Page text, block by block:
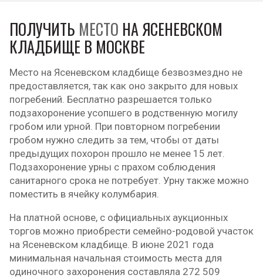
ПОЛУЧИТЬ МЕСТО НА ЯСЕНЕВСКОМ
КЛАДБИЩЕ В МОСКВЕ
Место на Ясеневском кладбище безвозмездно не
предоставляется, так как оно закрыто для новых
погребений. Бесплатно разрешается только
подзахоронение усопшего в родственную могилу
гробом или урной. При повторном погребении
гробом нужно следить за тем, чтобы от даты
предыдущих похорон прошло не менее 15 лет.
Подзахоронение урны с прахом соблюдения
санитарного срока не потребует. Урну также можно
поместить в ячейку колумбария.
На платной основе, с официальных аукционных
торгов можно приобрести семейно-родовой участок
на Ясеневском кладбище. В июне 2021 года
минимальная начальная стоимость места для
одиночного захоронения составляла 272 509